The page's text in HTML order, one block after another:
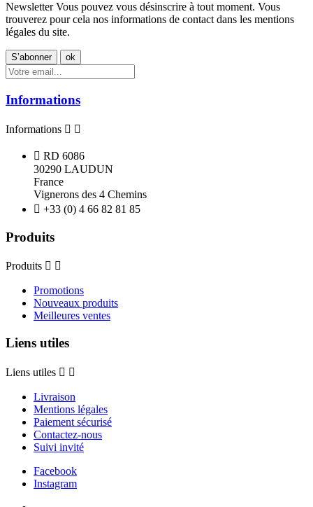
NewsletterVous pouvez vous désinscrire à tout moment. Vous
trouverez pour cela nos informations de contact dans les mentions
légales du site.
Informations
Informations  
 RD 6086
30290 LAUDUN
France
Vignerons des 4 Chemins
 +33 (0) 4 66 82 81 85
Produits
Produits  
Promotions
Nouveaux produits
Meilleures ventes
Liens utiles
Liens utiles  
Livraison
Mentions légales
Paiement sécurisé
Contactez-nous
Suivi invité
Facebook
Instagram